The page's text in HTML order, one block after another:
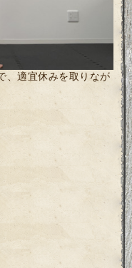
、適宜休みを取りなが